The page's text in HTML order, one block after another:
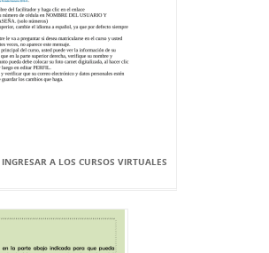
A LOS CURSOS VIRTUALES